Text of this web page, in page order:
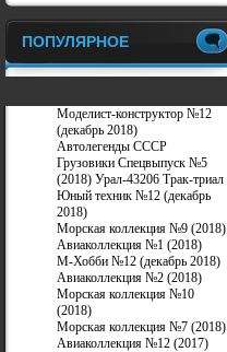
ПОПУЛЯРНОЕ
Моделист-конструктор №12
(декабрь 2018)
Автолегенды СССР
Грузовики Спецвыпуск №5
(2018) Урал-43206 Трак-триал
Юный техник №12 (декабрь
2018)
Морская коллекция №9 (2018)
Авиаколлекция №1 (2018)
М-Хобби №12 (декабрь 2018)
Авиаколлекция №2 (2018)
Морская коллекция №10
(2018)
Морская коллекция №7 (2018)
Авиаколлекция №12 (2017)